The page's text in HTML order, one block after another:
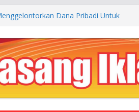
Dana Pribadi Untuk
BELI ANTARA OKNUM SATRES
LEBAK DENGAN TEMPAT REHABILITASI
MANDOR KILAP DUKUNG PENUH
DESA SATRIAJAYA PERIODE 2026–